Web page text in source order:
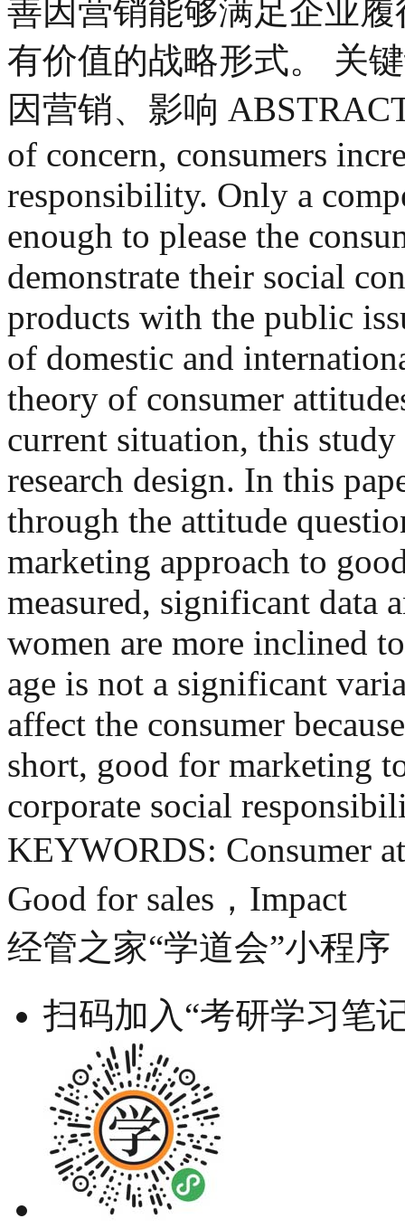
善因营销能够满足企业
有价值的战略形式。 关
因营销、影响
of concern, consumers
responsibility. Only a
enough to please the
demonstrate their social
products with the public
of domestic and
theory of consumer
current situation, this
research design. In this
through the attitude
marketing approach to
measured, significant data
women are more inclined
age is not a significant
affect the consumer
short, good for marketing
corporate social
KEYWORDS: Consumer
Good for sales，Impact
经管之家“学道会”小程序
扫码加入“考研学习笔